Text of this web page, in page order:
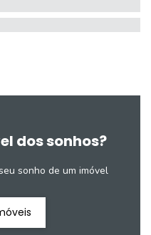
dos sonhos?
sonho de um imóvel